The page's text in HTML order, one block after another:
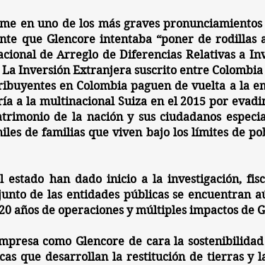
en uno de los más graves
que Glencore intentaba “poner de rodillas
de Arreglo de Diferencias Relativas a
Inversión Extranjera suscrito entre Colombia
en Colombia paguen de vuelta a la
a la multinacional Suiza en el 2015 por
de la nacióny sus ciudadanos
de familias que viven bajo los límites de
estado han dado inicio a lainvestigación,
de las entidades públicas se encuentran
años de operaciones y múltiples impactos de
como Glencore de cara la
que desarrollan la restitución de tierras y